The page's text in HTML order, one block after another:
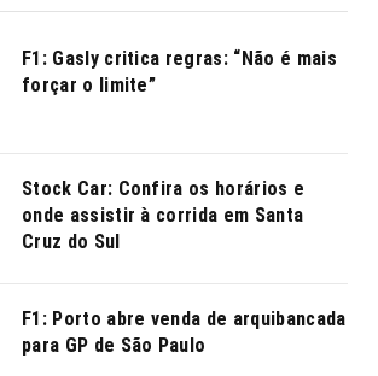
F1: Gasly critica regras: “Não é mais
forçar o limite”
Stock Car: Confira os horários e
onde assistir à corrida em Santa
Cruz do Sul
F1: Porto abre venda de arquibancada
para GP de São Paulo